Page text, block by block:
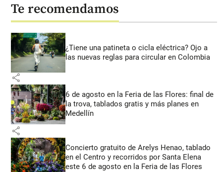
Te recomendamos
¿Tiene una patineta o cicla eléctrica? Ojo a
las nuevas reglas para circular en Colombia
share
6 de agosto en la Feria de las Flores: final de
la trova, tablados gratis y más planes en
Medellín
share
Concierto gratuito de Arelys Henao, tablado
en el Centro y recorridos por Santa Elena
este 6 de agosto en la Feria de las Flores